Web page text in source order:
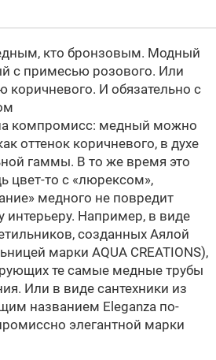
кто бронзовым. Модный
с примесью розового. Или
И обязательно с
компромисс: медный можно
оттенок коричневого, в духе
гаммы. В то же время это
цвет-то с «люрексом»,
медного не повредит
интерьеру. Например, в виде
созданных Аялой
марки AQUA CREATIONS),
те самые медные трубы
Или в виде сантехники из
названием Eleganza по-
элегантной марки